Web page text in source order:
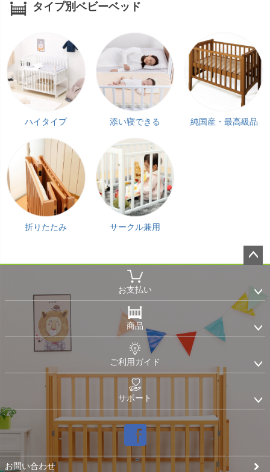
タイプ別ベビーベッド
ハイタイプ 添い寝できる 純国産・最高級品
折りたたみ サークル兼用
ップ
へ
お支払い
商品
ご利用ガイド
サポート
お問い合わせ